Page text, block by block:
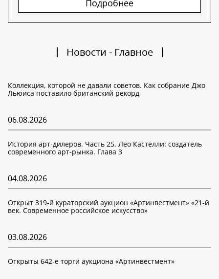
Подробнее
Новости - Главное
Коллекция, которой не давали советов. Как собрание Джо
Льюиса поставило британский рекорд
06.08.2026
История арт-дилеров. Часть 25. Лео Кастелли: создатель
современного арт-рынка. Глава 3
04.08.2026
Открыт 319-й кураторский аукцион «Артинвестмент» «21-й
век. Современное российское искусство»
03.08.2026
Открыты 642-е торги аукциона «Артинвестмент»